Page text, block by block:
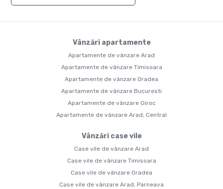
Vânzări apartamente
Apartamente de vânzare Arad
Apartamente de vânzare Timisoara
Apartamente de vânzare Oradea
Apartamente de vânzare Bucuresti
Apartamente de vânzare Giroc
Apartamente de vânzare Arad, Central
Vânzări case vile
Case vile de vânzare Arad
Case vile de vânzare Timisoara
Case vile de vânzare Oradea
Case vile de vânzare Arad, Parneava